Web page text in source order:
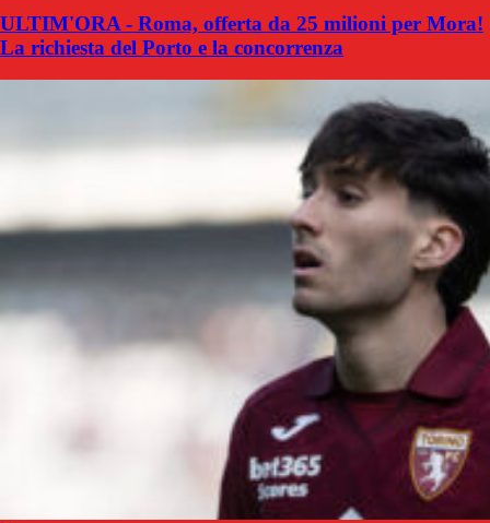
ULTIM'ORA - Roma, offerta da 25 milioni per Mora!
La richiesta del Porto e la concorrenza